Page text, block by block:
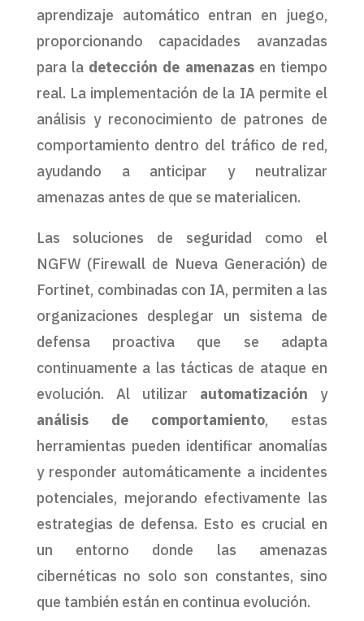
aprendizaje automático entran en juego,
proporcionando capacidades avanzadas
para la detección de amenazasen tiempo
real. La implementación de la IA permite el
análisis y reconocimiento de patrones de
comportamiento dentro del tráfico de red,
ayudando a anticipar y neutralizar
amenazas antes de que se materialicen.
Las soluciones de seguridad como el
NGFW (Firewall de Nueva Generación) de
Fortinet, combinadas con IA, permiten a las
organizaciones desplegar un sistema de
defensa proactiva que se adapta
continuamente a las tácticas de ataque en
evolución. Al utilizar automatización y
análisis de comportamiento, estas
herramientas pueden identificar anomalías
y responder automáticamente a incidentes
potenciales, mejorando efectivamente las
estrategias de defensa. Esto es crucial en
un entorno donde las amenazas
cibernéticas no solo son constantes, sino
que también están en continua evolución.